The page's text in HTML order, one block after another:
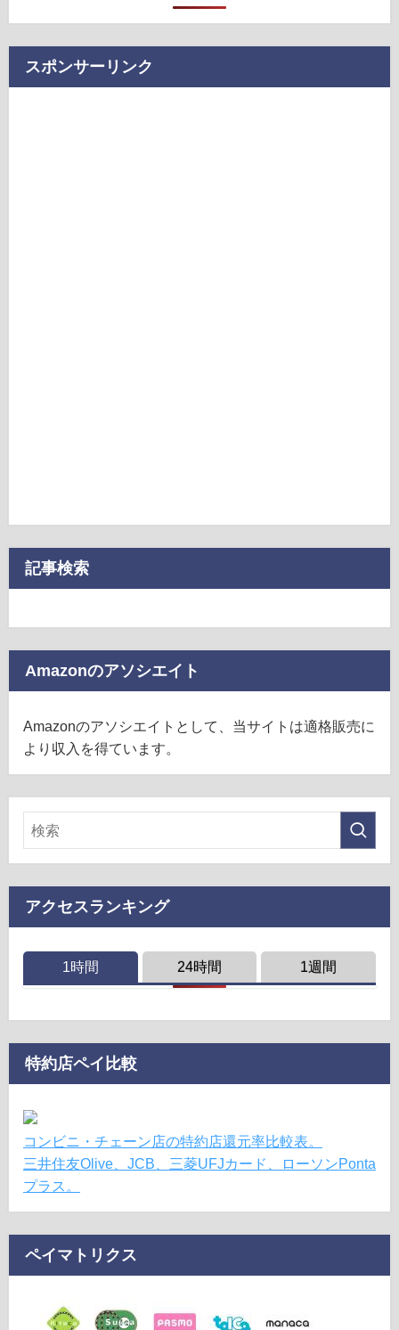
スポンサーリンク
記事検索
Amazonのアソシエイト
Amazonのアソシエイトとして、当サイトは適格販売に
より収入を得ています。
アクセスランキング
1時間 24時間 1週間
特約店ペイ比較
コンビニ・チェーン店の特約店還元率比較表。
三井住友Olive、JCB、三菱UFJカード、ローソンPonta
プラス。
ペイマトリクス